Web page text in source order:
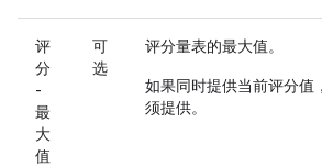
评
分
-
最
大
值
可
选
评分量表的最大值。
如果同时提供当前评分值
须提供。